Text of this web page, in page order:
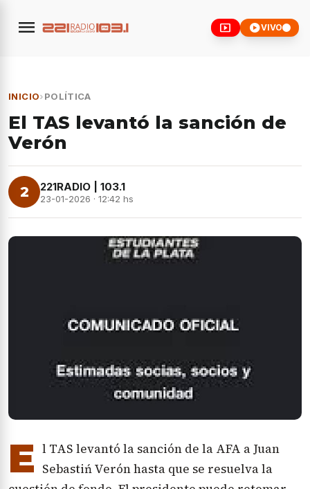
menu smart_display play_circleVIVO
INICIO›POLÍTICA
El TAS levantó la sanción de
Verón
2 221RADIO | 103.1
23-01-2026 · 12:42 hs
E l TAS levantó la sanción de la AFA a Juan
Sebastiń Verón hasta que se resuelva la